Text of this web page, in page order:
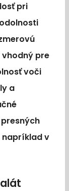
pri
pre
voči
a
napríklad v